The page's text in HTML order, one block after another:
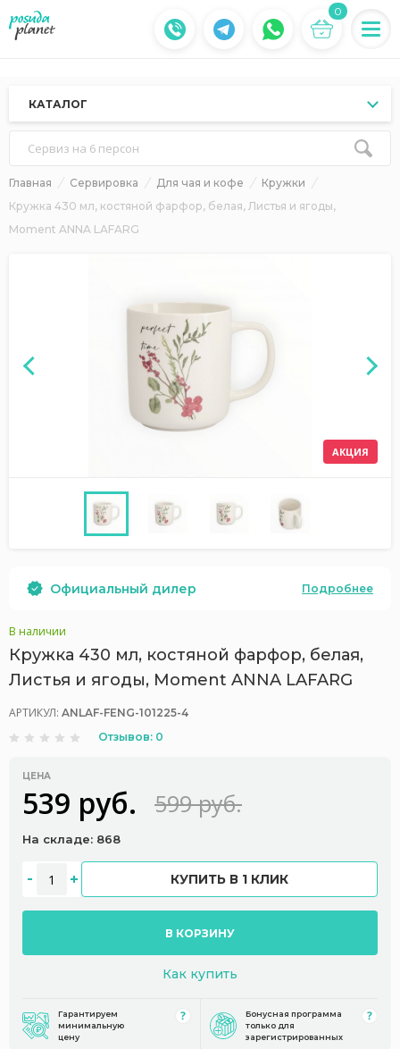
0
КАТАЛОГ
Сервиз на 6 персон
Главная Сервировка Для чая и кофе
Кружки
Кружка 430 мл, костяной фарфор, белая, Листья и ягоды,
Moment ANNA LAFARG
АКЦИЯ
Официальный дилер Подробнее
В наличии
Кружка 430 мл, костяной фарфор, белая,
Листья и ягоды, Moment ANNA LAFARG
АРТИКУЛ: ANLAF-FENG-101225-4
Отзывов: 0
ЦЕНА
539 руб. 599 руб.
На складе: 868
КУПИТЬ В 1 КЛИК
В КОРЗИНУ
Как купить
Гарантируем
минимальную
цену
Бонусная программа
только для
зарегистрированных